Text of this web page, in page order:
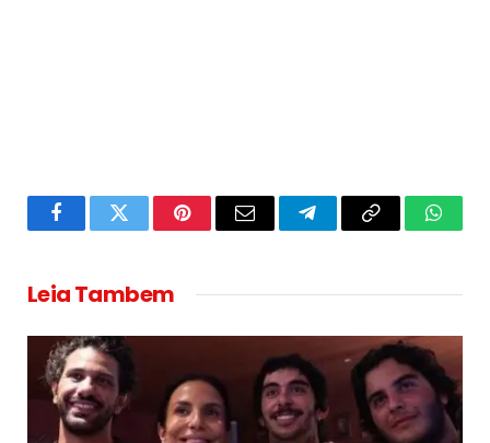
FacebookTwitter PinterestEmail TelegramCopy
Leia Tambem